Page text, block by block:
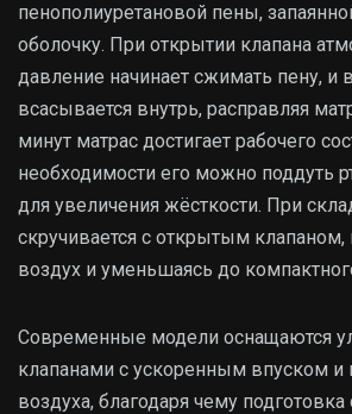
пенополиуретановой пены,
оболочку. При открытии клапана
давление начинает сжимать пену, и
всасывается внутрь, расправляя
минут матрас достигает рабочего
необходимости его можно поддуть
для увеличения жёсткости. При
скручивается с открытым
воздух и уменьшаясь до
Современные модели оснащаются
клапанами с ускоренным впуском
воздуха, благодаря чему